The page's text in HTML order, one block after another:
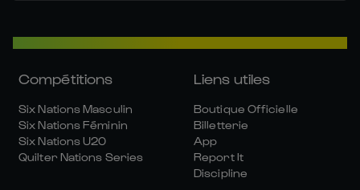
Compétitions
Six Nations Masculin
Six Nations Féminin
Six Nations U20
Quilter Nations Series
Liens utiles
Boutique Officielle
Billetterie
App
Report It
Discipline